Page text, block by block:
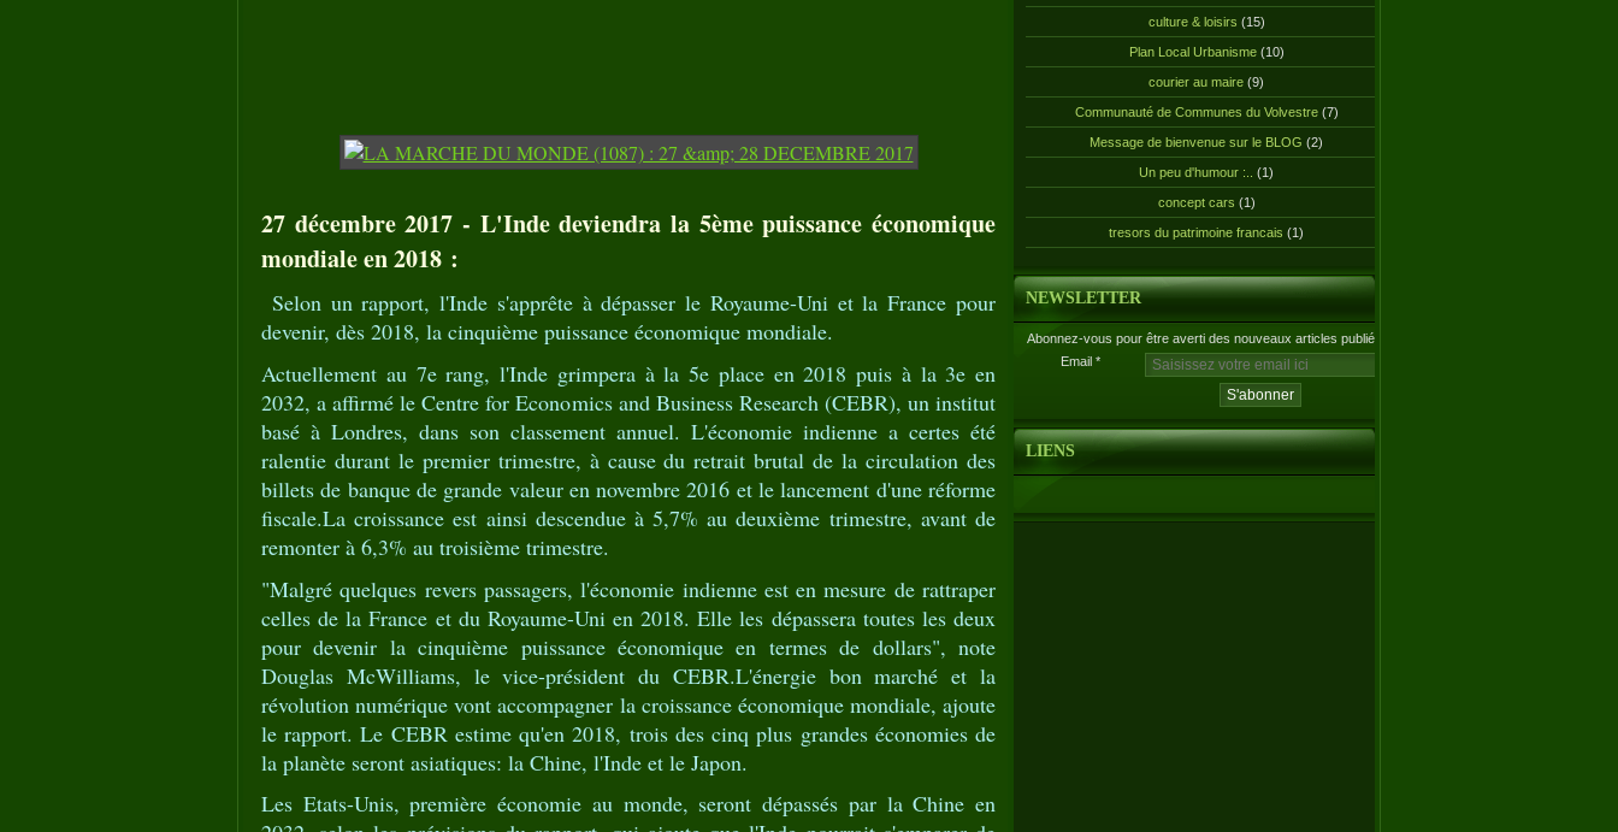
27 décembre 2017 - L'Inde deviendra la 5ème puissance économique
mondiale en 2018 :
Selon un rapport, l'Inde s'apprête à dépasser le Royaume-Uni et la France pour
devenir, dès 2018, la cinquième puissance économique mondiale.
Actuellement au 7e rang, l'Inde grimpera à la 5e place en 2018 puis à la 3e en
2032, a affirmé le Centre for Economics and Business Research (CEBR), un institut
basé à Londres, dans son classement annuel. L'économie indienne a certes été
ralentie durant le premier trimestre, à cause du retrait brutal de la circulation des
billets de banque de grande valeur en novembre 2016 et le lancement d'une réforme
fiscale.La croissance est ainsi descendue à 5,7% au deuxième trimestre, avant de
remonter à 6,3% au troisième trimestre.
"Malgré quelques revers passagers, l'économie indienne est en mesure de rattraper
celles de la France et du Royaume-Uni en 2018. Elle les dépassera toutes les deux
pour devenir la cinquième puissance économique en termes de dollars", note
Douglas McWilliams, le vice-président du CEBR.L'énergie bon marché et la
révolution numérique vont accompagner la croissance économique mondiale, ajoute
le rapport. Le CEBR estime qu'en 2018, trois des cinq plus grandes économies de
la planète seront asiatiques: la Chine, l'Inde et le Japon.
Les Etats-Unis, première économie au monde, seront dépassés par la Chine en
culture & loisirs (15)
Plan Local Urbanisme(10)
courier au maire (9)
Communauté de Communes du Volvestre(7)
Message de bienvenue sur le BLOG (2)
Un peu d'humour :.. (1)
concept cars (1)
tresors du patrimoine francais (1)
NEWSLETTER
Abonnez-vous pour être averti des nouveaux articles publiés.
Email
LIENS